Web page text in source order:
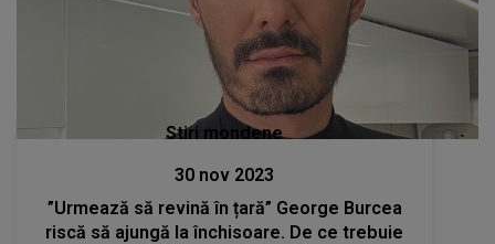
Stiri mondene
30 nov 2023
”Urmează să revină în țară” George Burcea
riscă să ajungă la închisoare. De ce trebuie